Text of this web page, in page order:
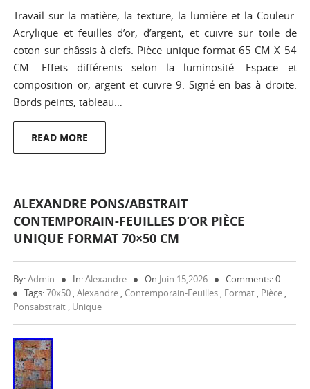
Travail sur la matière, la texture, la lumière et la Couleur.
Acrylique et feuilles d’or, d’argent, et cuivre sur toile de
coton sur châssis à clefs. Pièce unique format 65 CM X 54
CM. Effets différents selon la luminosité. Espace et
composition or, argent et cuivre 9. Signé en bas à droite.
Bords peints, tableau…
READ MORE
ALEXANDRE PONS/ABSTRAIT
CONTEMPORAIN-FEUILLES D’OR PIÈCE
UNIQUE FORMAT 70×50 CM
By:Admin In:Alexandre On Juin 15,2026
Comments: 0
Tags:70x50 ,Alexandre , Contemporain-Feuilles , Format , Pièce ,
Ponsabstrait , Unique